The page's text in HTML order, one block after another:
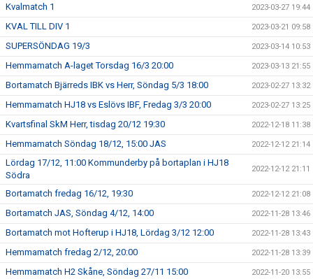
Kvalmatch 1 2023-03-27 19:44
KVAL TILL DIV 1 2023-03-21 09:58
SUPERSÖNDAG 19/3 2023-03-14 10:53
Hemmamatch A-laget Torsdag 16/3 20:00 2023-03-13 21:55
Bortamatch Bjärreds IBK vs Herr, Söndag 5/3 18:00 2023-02-27 13:32
Hemmamatch HJ18 vs Eslövs IBF, Fredag 3/3 20:00 2023-02-27 13:25
Kvartsfinal SkM Herr, tisdag 20/12 19:30 2022-12-18 11:38
Hemmamatch Söndag 18/12, 15:00 JAS 2022-12-12 21:14
Lördag 17/12, 11:00 Kommunderby på bortaplan i HJ18
Södra
2022-12-12 21:11
Bortamatch fredag 16/12, 19:30 2022-12-12 21:08
Bortamatch JAS, Söndag 4/12, 14:00 2022-11-28 13:46
Bortamatch mot Hofterup i HJ18, Lördag 3/12 12:00 2022-11-28 13:43
Hemmamatch fredag 2/12, 20:00 2022-11-28 13:39
Hemmamatch H2 Skåne, Söndag 27/11 15:00 2022-11-20 13:55